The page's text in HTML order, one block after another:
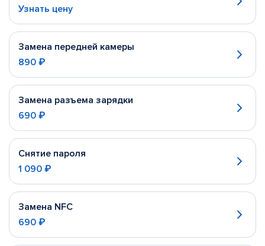
Узнать цену
Замена передней камеры
890 ₽
Замена разъема зарядки
690 ₽
Снятие пароля
1 090 ₽
Замена NFC
690 ₽